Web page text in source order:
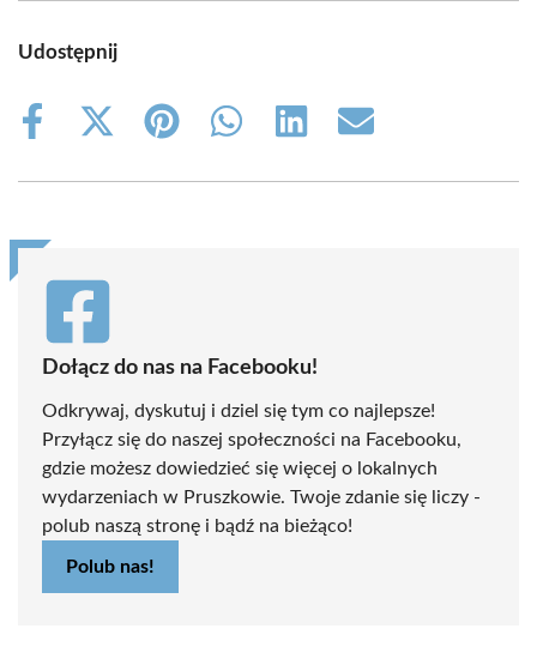
Udostępnij
Share
Share
(Twitter)
Share
Share
Share
Share
Dołącz do nas na Facebooku!
Odkrywaj, dyskutuj i dziel się tym co najlepsze!
Przyłącz się do naszej społeczności na Facebooku,
gdzie możesz dowiedzieć się więcej o lokalnych
wydarzeniach w Pruszkowie. Twoje zdanie się liczy -
polub naszą stronę i bądź na bieżąco!
Polub nas!